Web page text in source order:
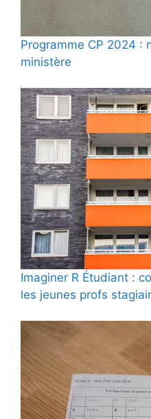
Programme CP 2024 :
ministère
Imaginer R Étudiant :
les jeunes profs